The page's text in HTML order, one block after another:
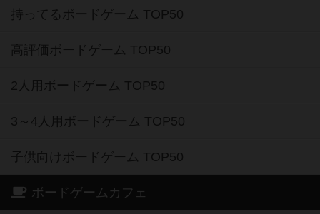
持ってるボードゲーム TOP50
高評価ボードゲーム TOP50
2人用ボードゲーム TOP50
3～4人用ボードゲーム TOP50
子供向けボードゲーム TOP50
ボードゲームカフェ